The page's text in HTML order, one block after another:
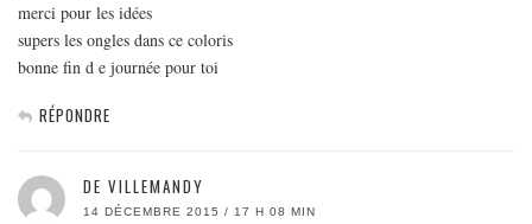
merci pour les idées
supers les ongles dans ce coloris
bonne fin d e journée pour toi
RÉPONDRE
DE VILLEMANDY
14 DÉCEMBRE 2015 / 17 H 08 MIN